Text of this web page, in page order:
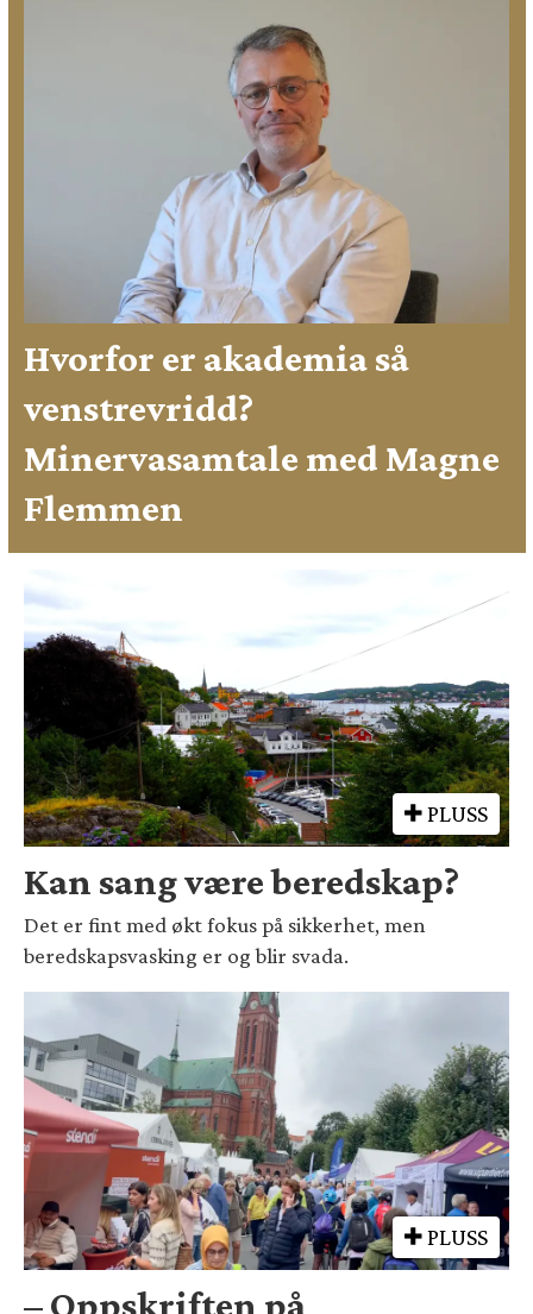
Hvorfor er akademia så
venstrevridd?
Minervasamtale med Magne
Flemmen
PLUSS
Kan sang være beredskap?
Det er fint med økt fokus på sikkerhet, men
beredskapsvasking er og blir svada.
PLUSS
– Oppskriften på